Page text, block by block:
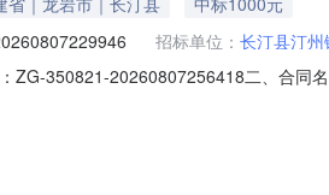
招标单位： 长汀县汀
ZG-350821-20260807256418二、合同
心）联系方式：18950887814供应商（